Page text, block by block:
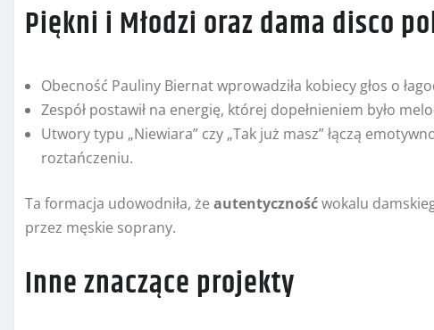
Piękni i Młodzi oraz dama disco
Obecność Pauliny Biernat wprowadziła kobiecy głos o
Zespół postawił na energię, której dopełnieniem było
Utwory typu „Niewiara” czy „Tak już masz” łączą
roztańczeniu.
Ta formacja udowodniła, że autentycznośćwokalu
przez męskie soprany.
Inne znaczące projekty